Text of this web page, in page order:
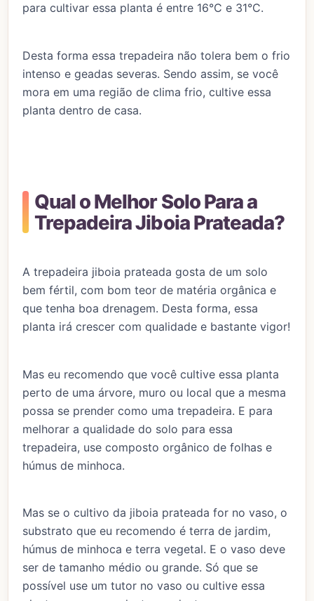
para cultivar essa planta é entre 16°C e 31°C.
Desta forma essa trepadeira não tolera bem o frio
intenso e geadas severas. Sendo assim, se você
mora em uma região de clima frio, cultive essa
planta dentro de casa.
Qual o Melhor Solo Para a
Trepadeira Jiboia Prateada?
A trepadeira jiboia prateada gosta de um solo
bem fértil, com bom teor de matéria orgânica e
que tenha boa drenagem. Desta forma, essa
planta irá crescer com qualidade e bastante vigor!
Mas eu recomendo que você cultive essa planta
perto de uma árvore, muro ou local que a mesma
possa se prender como uma trepadeira. E para
melhorar a qualidade do solo para essa
trepadeira, use composto orgânico de folhas e
húmus de minhoca.
Mas se o cultivo da jiboia prateada for no vaso, o
substrato que eu recomendo é terra de jardim,
húmus de minhoca e terra vegetal. E o vaso deve
ser de tamanho médio ou grande. Só que se
possível use um tutor no vaso ou cultive essa